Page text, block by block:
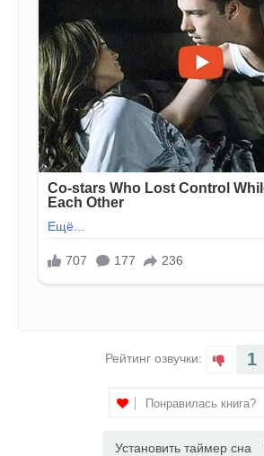
Рейтинг озвучки: 1
Понравилась книга?
Установить таймер сна